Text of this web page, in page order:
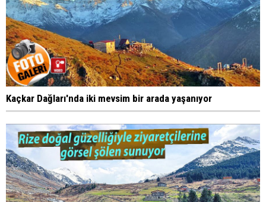
Kaçkar Dağları'nda iki mevsim bir arada yaşanıyor